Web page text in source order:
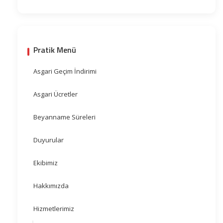
Pratik Menü
Asgari Geçim İndirimi
Asgari Ücretler
Beyanname Süreleri
Duyurular
Ekibimiz
Hakkımızda
Hizmetlerimiz